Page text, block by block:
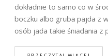
dokładnie to samo co w
boczku albo gruba pajda z
osób jada takie śniadania z